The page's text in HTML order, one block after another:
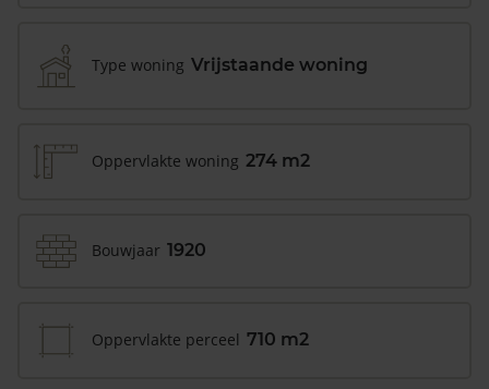
Type woning Vrijstaande woning
Oppervlakte woning 274 m2
Bouwjaar 1920
Oppervlakte perceel 710 m2